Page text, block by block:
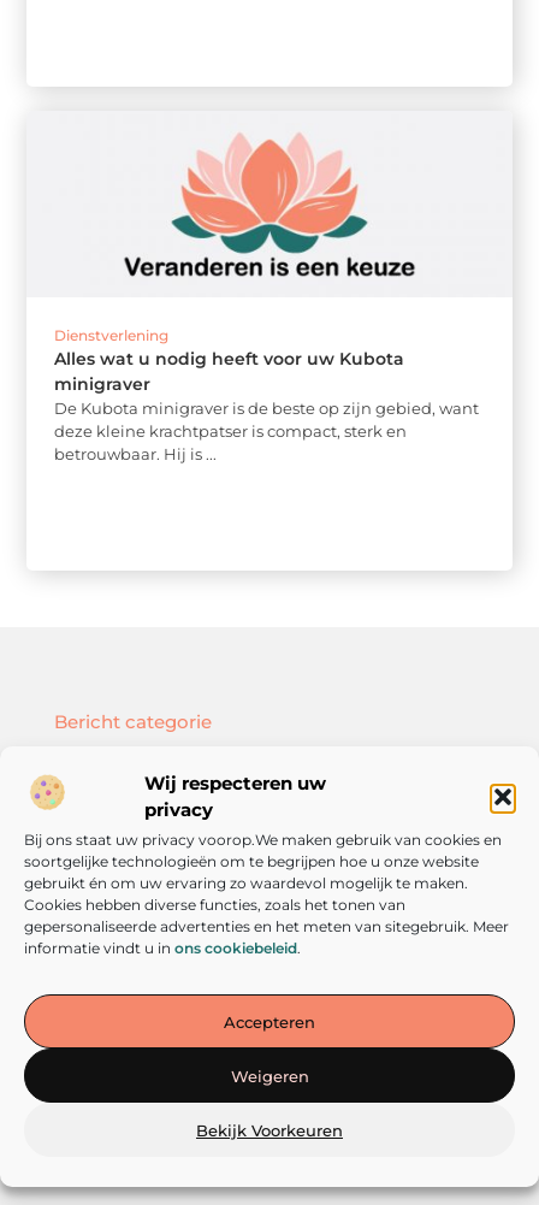
Wij respecteren uw
privacy
Bij ons staat uw privacy voorop.We maken gebruik van cookies en
soortgelijke technologieën om te begrijpen hoe u onze website
gebruikt én om uw ervaring zo waardevol mogelijk te maken.
Cookies hebben diverse functies, zoals het tonen van
gepersonaliseerde advertenties en het meten van sitegebruik. Meer
informatie vindt u in ons cookiebeleid.
Accepteren
Weigeren
Bekijk Voorkeuren
Dienstverlening
Alles wat u nodig heeft voor uw Kubota
minigraver
De Kubota minigraver is de beste op zijn gebied, want
deze kleine krachtpatser is compact, sterk en
betrouwbaar. Hij is ...
De plek voor inspiratie en persoonlijke groei
— Laat je meenemen door verhalen, inzichten en tips die
aanzetten tot denken én doen. Verken vandaag nog de wereld van
verandering op verandereniseenkeuze.nl!
Onze informatie
Bericht categorie